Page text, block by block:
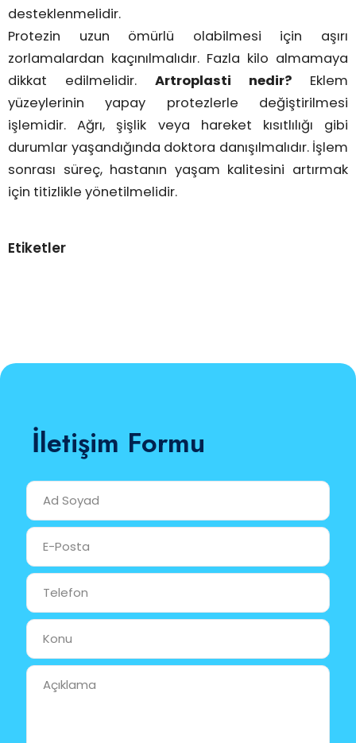
desteklenmelidir.
Protezin uzun ömürlü olabilmesi için aşırı
zorlamalardan kaçınılmalıdır. Fazla kilo almamaya
dikkat edilmelidir. Artroplasti nedir? Eklem
yüzeylerinin yapay protezlerle değiştirilmesi
işlemidir. Ağrı, şişlik veya hareket kısıtlılığı gibi
durumlar yaşandığında doktora danışılmalıdır. İşlem
sonrası süreç, hastanın yaşam kalitesini artırmak
için titizlikle yönetilmelidir.
Etiketler
İletişim Formu